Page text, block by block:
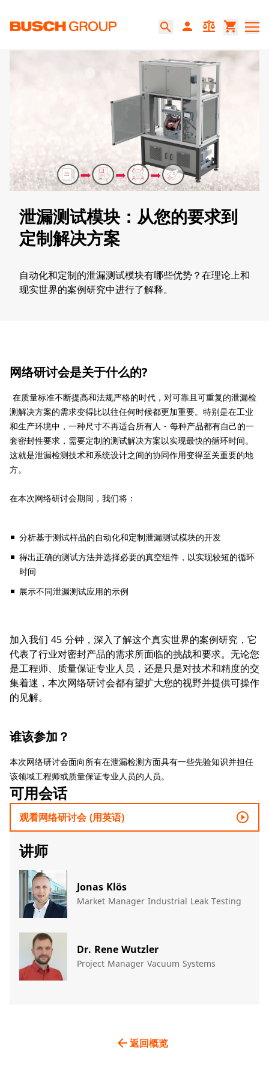
search person balance shopping_cart
泄漏测试模块：从您的要求到
定制解决方案
自动化和定制的泄漏测试模块有哪些优势？在理论上和
现实世界的案例研究中进行了解释。
网络研讨会是关于什么的?​
​ 在质量标准不断提高和法规严格的时代，对可靠且可重复的泄漏检
测解决方案的需求变得比以往任何时候都更加重要。特别是在工业
和生产环境中，一种尺寸不再适合所有人 - 每种产品都有自己的一
套密封性要求，需要定制的测试解决方案以实现最快的循环时间。
这就是泄漏检测技术和系统设计之间的协同作用变得至关重要的地
方。
在本次网络研讨会期间，我们将：
分析基于测试样品的自动化和定制泄漏测试模块的开发
得出正确的测试方法并选择必要的真空组件，以实现较短的循环
时间
展示不同泄漏测试应用的示例
加入我们 45 分钟，深入了解这个真实世界的案例研究，它
代表了行业对密封产品的需求所面临的挑战和要求。无论您
是工程师、质量保证专业人员，还是只是对技术和精度的交
集着迷，本次网络研讨会都有望扩大您的视野并提供可操作
的见解。
谁该参加？
本次网络研讨会面向所有在泄漏检测方面具有一些先验知识并担任
该领域工程师或质量保证专业人员的人员。
可用会话
观看网络研讨会 (用英语) play_circle_outline
讲师
Jonas Klös
Market Manager Industrial Leak Testing
Dr. Rene Wutzler
Project Manager Vacuum Systems​
返回概览
arrow_back